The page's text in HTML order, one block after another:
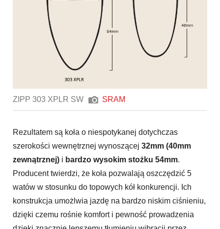
ZIPP 303 XPLR SW SRAM
Rezultatem są koła o niespotykanej dotychczas
szerokości wewnętrznej wynoszącej32mm (40mm
zewnątrznej) i bardzo wysokim stożku 54mm.
Producent twierdzi, że koła pozwalają oszczędzić 5
watów w stosunku do topowych kół konkurencji. Ich
konstrukcja umożlwia jazdę na bardzo niskim ciśnieniu,
dzięki czemu rośnie komfort i pewność prowadzenia